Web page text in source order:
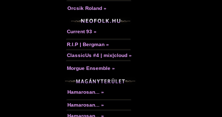
Orcsik Roland »
Current 93 »
R.I.P | Bergman »
ClassicUs #4 | mix|cloud »
Morgue Ensemble »
Hamarosan... »
Hamarosan... »
Hamarosan... »